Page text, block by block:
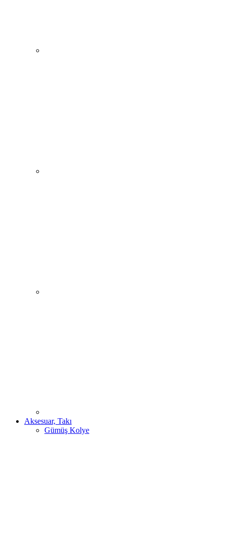
Aksesuar, Takı
Gümüş Kolye